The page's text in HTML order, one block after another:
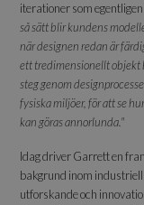
iterationer som
så sätt blir kundens
när designen redan är
ett tredimensionellt objekt
steg genom
fysiska miljöer, för att se
kan göras annorlunda."
Idag driver Garrett en
bakgrund inom
utforskande och